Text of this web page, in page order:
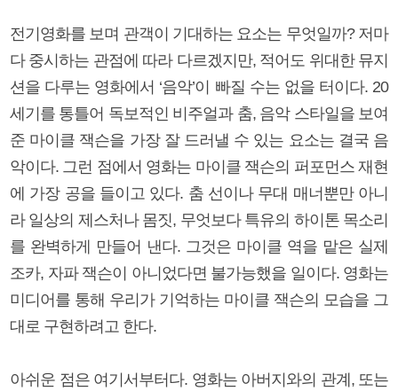
전기영화를 보며 관객이 기대하는 요소는 무엇일까? 저마
다 중시하는 관점에 따라 다르겠지만, 적어도 위대한 뮤지
션을 다루는 영화에서 ‘음악’이 빠질 수는 없을 터이다. 20
세기를 통틀어 독보적인 비주얼과 춤, 음악 스타일을 보여
준 마이클 잭슨을 가장 잘 드러낼 수 있는 요소는 결국 음
악이다. 그런 점에서 영화는 마이클 잭슨의 퍼포먼스 재현
에 가장 공을 들이고 있다. 춤 선이나 무대 매너뿐만 아니
라 일상의 제스처나 몸짓, 무엇보다 특유의 하이톤 목소리
를 완벽하게 만들어 낸다. 그것은 마이클 역을 맡은 실제
조카, 자파 잭슨이 아니었다면 불가능했을 일이다. 영화는
미디어를 통해 우리가 기억하는 마이클 잭슨의 모습을 그
대로 구현하려고 한다.
아쉬운 점은 여기서부터다. 영화는 아버지와의 관계, 또는